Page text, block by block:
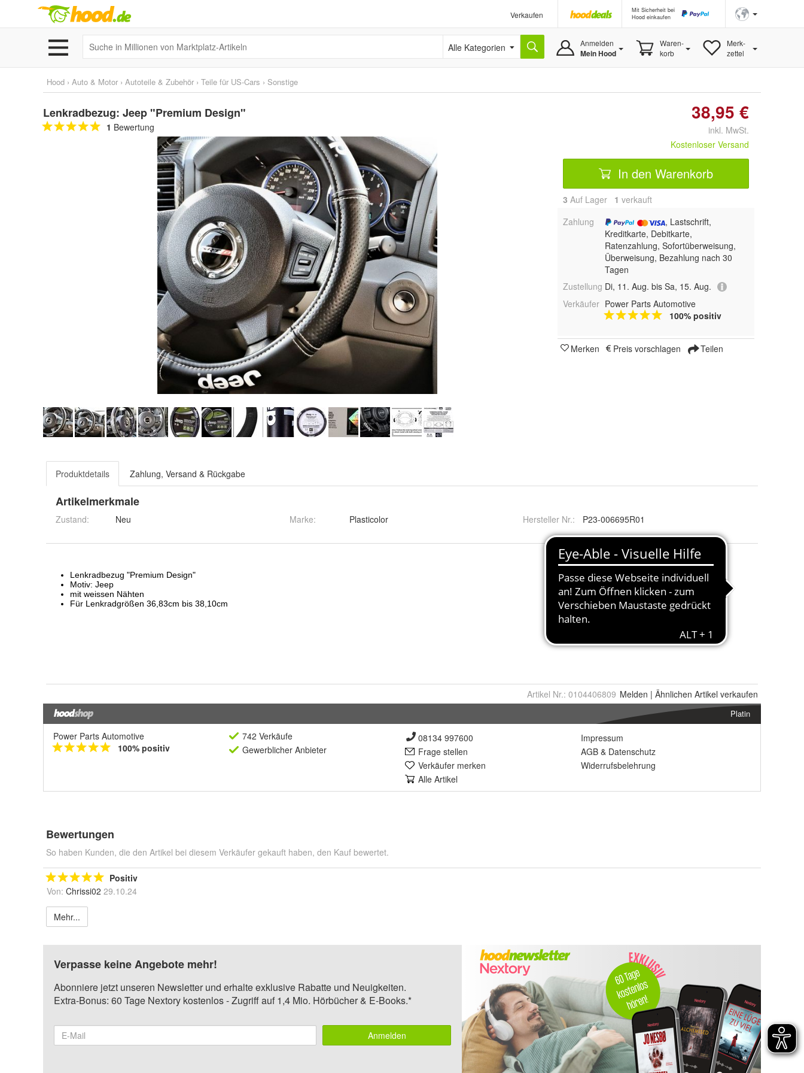
Verkaufen
Mit Sicherheit bei
Hood einkaufen
Alle Kategorien Anmelden
Mein Hood
Waren-
korb
Merk-
zettel
Hood › Auto & Motor › Autoteile & Zubehör › Teile für US-Cars › Sonstige
Lenkradbezug: Jeep "Premium Design"
1 Bewertung
38,95 €
inkl. MwSt.
Kostenloser Versand
In den Warenkorb
3 Auf Lager 1 verkauft
Zahlung
, Lastschrift,
Kreditkarte, Debitkarte,
Ratenzahlung, Sofortüberweisung,
Überweisung, Bezahlung nach 30
Tagen
Zustellung Di, 11. Aug. bis Sa, 15. Aug.
Verkäufer Power Parts Automotive
100% positiv
Merken Preis vorschlagen Teilen
Produktdetails Zahlung, Versand & Rückgabe
Artikelmerkmale
Zustand: Neu Marke: Plasticolor Hersteller Nr.: P23-006695R01
Artikel Nr.: 0104406809 Melden | Ähnlichen Artikel verkaufen
Platin
Power Parts Automotive
100% positiv
742 Verkäufe
Gewerblicher Anbieter
08134 997600
Frage stellen
Verkäufer merken
Alle Artikel
Impressum
AGB & Datenschutz
Widerrufsbelehrung
Bewertungen
So haben Kunden, die den Artikel bei diesem Verkäufer gekauft haben, den Kauf bewertet.
Positiv
Von: Chrissi02 29.10.24
Mehr...
Verpasse keine Angebote mehr!
Abonniere jetzt unseren Newsletter und erhalte exklusive Rabatte und Neuigkeiten.
Extra-Bonus: 60 Tage Nextory kostenlos - Zugriff auf 1,4 Mio. Hörbücher & E-Books.*
Anmelden